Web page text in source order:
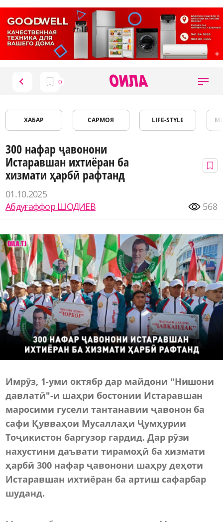
ХАБАР САРМОЯ LIFE-STYLE
300 нафар ҷавонони
Истаравшан ихтиёран ба
хизмати ҳарбӣ рафтанд
01.10.2025
Абдуғаффор ШОДИЕВ
568
Имрӯз, 1-уми октябр дар майдони "Нишони
давлатӣ"-и шаҳри бостонии Истаравшан
маросими гусели тантанавии ҷавонон ба
сафи Қувваҳои Мусаллаҳи Ҷумҳурии
Тоҷикистон баргузор гардид. Дар рӯзи
нахустини даъвати тирамоҳӣ ба хизмати
ҳарбӣ 300 нафар ҷавонони шаҳру деҳоти
Истаравшан ихтиёран ба артиш сафарбар
шуданд.